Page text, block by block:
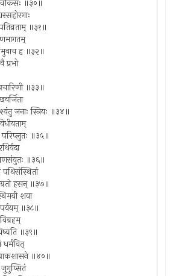
॥३०॥
॥३१॥
ह ॥३२॥
प्रभो
॥३३॥
जनाः स्त्रियः ॥३४॥
परिप्लुतः ॥३५॥
॥३६॥
पथिसंस्थितां
हसन् ॥३७॥
शवा
॥३८॥
॥३९॥
धर्मवित्
पाकशासने ॥४०॥